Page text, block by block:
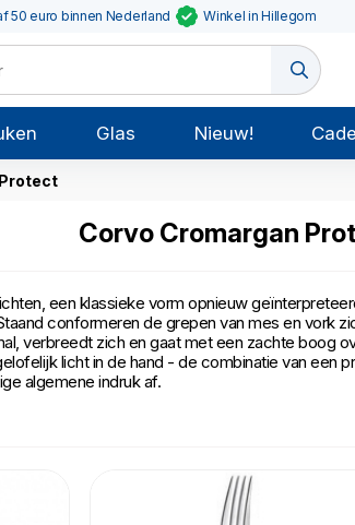
50 euro binnen Nederland Winkel in Hillegom
Glas Nieuw!
Corvo Cromargan
een klassieke vorm opnieuw
conformeren de grepen van mes en vork
verbreedt zich en gaat met een zachte boog
licht in de hand - de combinatie van een
algemene indruk af.
zijn extreem bestand tegen alle soorten